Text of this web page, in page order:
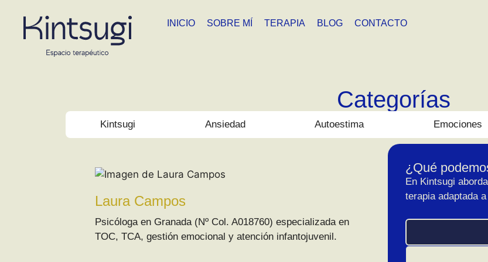
INICIO SOBRE MÍ TERAPIA BLOG CONTACTO
Categorías
Kintsugi Ansiedad Autoestima Emociones
Laura Campos
Psicóloga en Granada (Nº Col. A018760) especializada en
TOC, TCA, gestión emocional y atención infantojuvenil.
¿Qué
En Kintsugi
terapia adaptada